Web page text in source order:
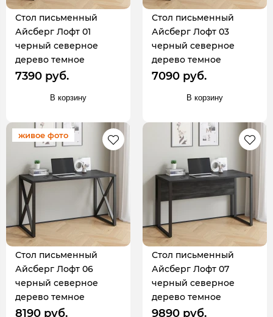
Стол письменный
Айсберг Лофт 01
черный северное
дерево темное
7390 руб.
В корзину
Стол письменный
Айсберг Лофт 03
черный северное
дерево темное
7090 руб.
В корзину
живое фото
Стол письменный
Айсберг Лофт 06
черный северное
дерево темное
8190 руб.
Стол письменный
Айсберг Лофт 07
черный северное
дерево темное
9890 руб.